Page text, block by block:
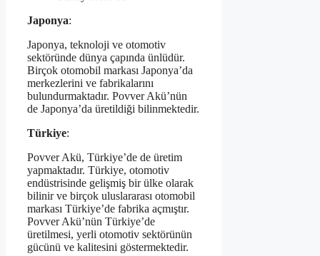
Japonya:
Japonya, teknoloji ve otomotiv
sektöründe dünya çapında ünlüdür.
Birçok otomobil markası Japonya’da
merkezlerini ve fabrikalarını
bulundurmaktadır. Povver Akü’nün
de Japonya’da üretildiği bilinmektedir.
Türkiye:
Povver Akü, Türkiye’de de üretim
yapmaktadır. Türkiye, otomotiv
endüstrisinde gelişmiş bir ülke olarak
bilinir ve birçok uluslararası otomobil
markası Türkiye’de fabrika açmıştır.
Povver Akü’nün Türkiye’de
üretilmesi, yerli otomotiv sektörünün
gücünü ve kalitesini göstermektedir.